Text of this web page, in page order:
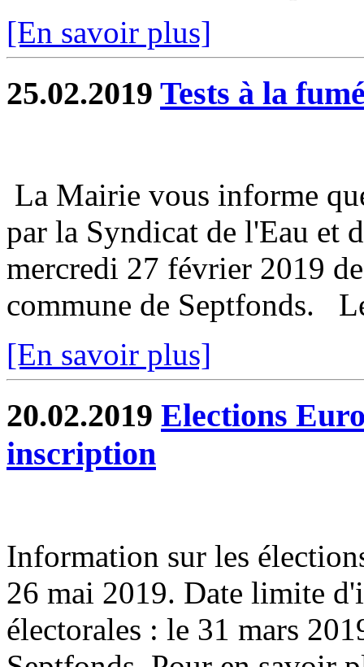
[En savoir plus]
25.02.2019 Tests à la
La Mairie vous informe
par la Syndicat de l'Eau et
mercredi 27 février 2019
commune de Septfonds.
[En savoir plus]
20.02.2019 Elections
inscription
Information sur les
26 mai 2019. Date limite
électorales : le 31 mars